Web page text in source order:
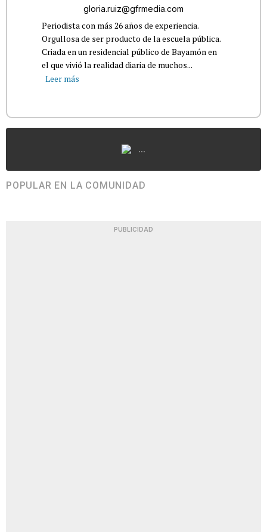
gloria.ruiz@gfrmedia.com
Periodista con más 26 años de experiencia.
Orgullosa de ser producto de la escuela pública.
Criada en un residencial público de Bayamón en
el que vivió la realidad diaria de muchos...
Leer más
...
POPULAR EN LA COMUNIDAD
PUBLICIDAD